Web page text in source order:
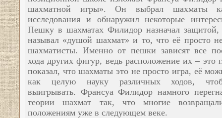
шахматной игры». Он выбрал шахматы
исследования и обнаружил некоторые
Пешку в шахматах Филидор назначал
называл «душой шахмат» и то, что её просто
шахматисты. Именно от пешки зависят все
хода других фигур, ведь расположение их – это
показал, что шахматы это не просто игра, её
как целую науку различных ходов,
выигрывать. Франсуа Филидор намного
теории шахмат так, что многие
положениям уже в следующем веке.